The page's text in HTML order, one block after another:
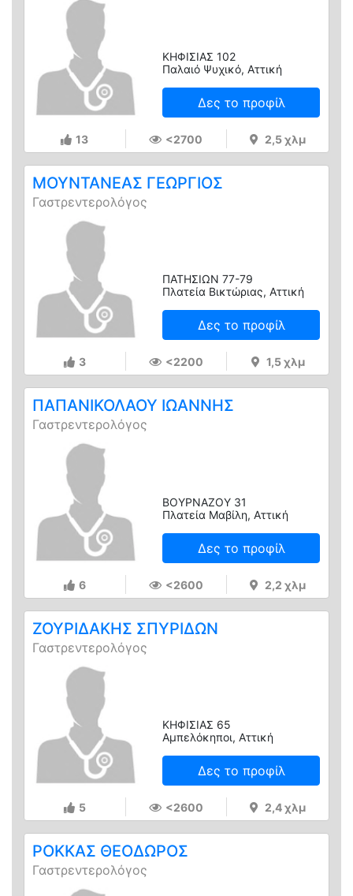
ΚΗΦΙΣΙΑΣ 102
Παλαιό Ψυχικό, Αττική
Δες το προφίλ
13 <2700 2,5 χλμ
ΜΟΥΝΤΑΝΕΑΣ ΓΕΩΡΓΙΟΣ
Γαστρεντερολόγος
ΠΑΤΗΣΙΩΝ 77-79
Πλατεία Βικτώριας, Αττική
Δες το προφίλ
3 <2200 1,5 χλμ
ΠΑΠΑΝΙΚΟΛΑΟΥ ΙΩΑΝΝΗΣ
Γαστρεντερολόγος
ΒΟΥΡΝΑΖΟΥ 31
Πλατεία Μαβίλη, Αττική
Δες το προφίλ
6 <2600 2,2 χλμ
ΖΟΥΡΙΔΑΚΗΣ ΣΠΥΡΙΔΩΝ
Γαστρεντερολόγος
ΚΗΦΙΣΙΑΣ 65
Αμπελόκηποι, Αττική
Δες το προφίλ
5 <2600 2,4 χλμ
ΡΟΚΚΑΣ ΘΕΟΔΩΡΟΣ
Γαστρεντερολόγος